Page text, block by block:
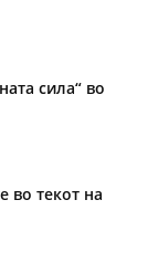
сила“ во
во текот на